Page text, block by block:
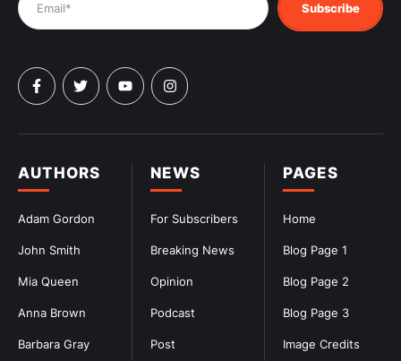
PAGES
Home
Blog Page 1
Blog Page 2
Blog Page 3
Image Credits
NEWS
For Subscribers
Breaking News
Opinion
Podcast
Post
AUTHORS
Adam Gordon
John Smith
Mia Queen
Anna Brown
Barbara Gray
Subscribe